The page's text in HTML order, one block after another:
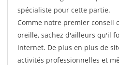
spécialiste pour cette partie.
Comme notre premier conseil
oreille, sachez d'ailleurs qu'il
internet. De plus en plus de
activités professionnelles et